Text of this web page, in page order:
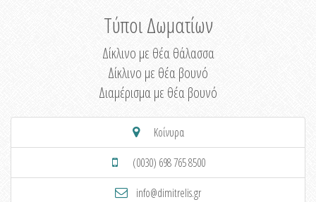
Τύποι Δωματίων
Δίκλινο με θέα θάλασσα
Δίκλινο με θέα βουνό
Διαμέρισμα με θέα βουνό
Κοίνυρα
(0030) 698 765 8500
info@dimitrelis.gr